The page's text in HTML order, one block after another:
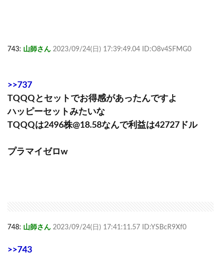
743: 山師さん 2023/09/24(日) 17:39:49.04 ID:O8v4SFMG0
>>737
TQQQとセットでお得感があったんですよ
ハッピーセットみたいな
TQQQは2496株@18.58なんで利益は42727ドル
プラマイゼロw
748: 山師さん 2023/09/24(日) 17:41:11.57 ID:YSBcR9Xf0
>>743